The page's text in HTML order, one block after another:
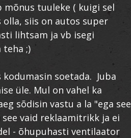
mõnus tuuleke ( kuigi sel
olla, siis on autos super
lihtsam ja vb isegi
;)
soetada. Juba
üle. Mul on vahel ka
sõdisin vastu a la "ega see
vaid reklaamitrikk ja ei
- õhupuhasti ventilaator